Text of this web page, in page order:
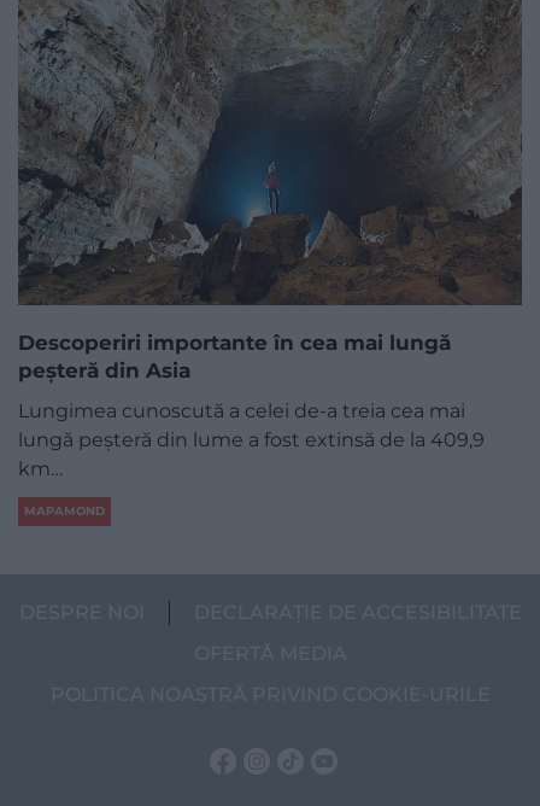
Descoperiri importante în cea mai lungă
peșteră din Asia
Lungimea cunoscută a celei de-a treia cea mai
lungă peşteră din lume a fost extinsă de la 409,9
km…
MAPAMOND